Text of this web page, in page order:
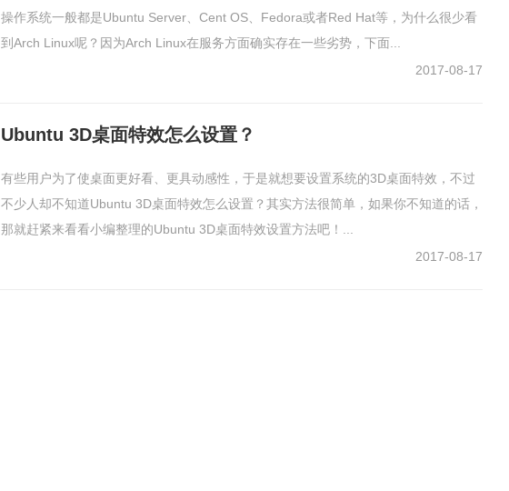
操作系统一般都是Ubuntu Server、Cent OS、Fedora或者Red Hat等，为什么很少看
到Arch Linux呢？因为Arch Linux在服务方面确实存在一些劣势，下面...
2017-08-17
Ubuntu 3D桌面特效怎么设置？
有些用户为了使桌面更好看、更具动感性，于是就想要设置系统的3D桌面特效，不过
不少人却不知道Ubuntu 3D桌面特效怎么设置？其实方法很简单，如果你不知道的话，
那就赶紧来看看小编整理的Ubuntu 3D桌面特效设置方法吧！...
2017-08-17